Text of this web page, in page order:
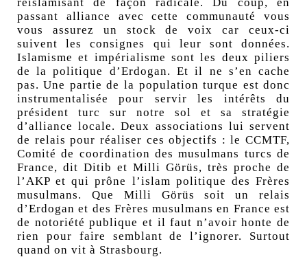
passant alliance avec cette communauté vous
vous assurez un stock de voix car ceux-ci
suivent les consignes qui leur sont données.
Islamisme et impérialisme sont les deux piliers
de la politique d’Erdogan. Et il ne s’en cache
pas. Une partie de la population turque est donc
instrumentalisée pour servir les intérêts du
président turc sur notre sol et sa stratégie
d’alliance locale. Deux associations lui servent
de relais pour réaliser ces objectifs : le CCMTF,
Comité de coordination des musulmans turcs de
France, dit Ditib et Milli Görüs, très proche de
l’AKP et qui prône l’islam politique des Frères
musulmans. Que Milli Görüs soit un relais
d’Erdogan et des Frères musulmans en France est
de notoriété publique et il faut n’avoir honte de
rien pour faire semblant de l’ignorer. Surtout
quand on vit à Strasbourg.